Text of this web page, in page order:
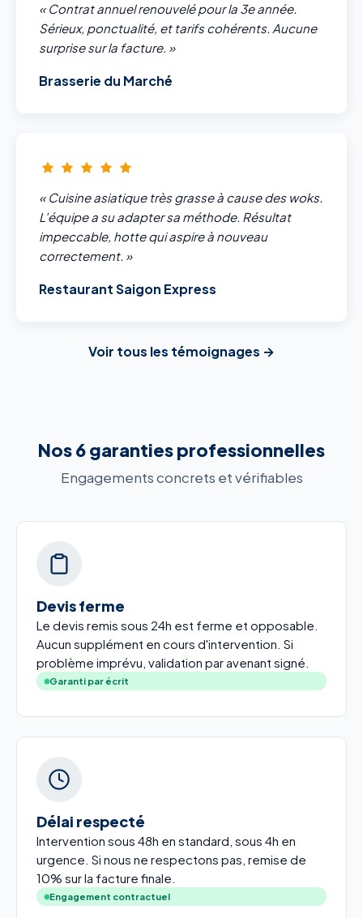
« Contrat annuel renouvelé pour la 3e année.
Sérieux, ponctualité, et tarifs cohérents. Aucune
surprise sur la facture. »
Brasserie du Marché
« Cuisine asiatique très grasse à cause des woks.
L'équipe a su adapter sa méthode. Résultat
impeccable, hotte qui aspire à nouveau
correctement. »
Restaurant Saigon Express
Voir tous les témoignages →
Nos 6 garanties professionnelles
Engagements concrets et vérifiables
Devis ferme
Le devis remis sous 24h est ferme et opposable.
Aucun supplément en cours d'intervention. Si
problème imprévu, validation par avenant signé.
Garanti par écrit
Délai respecté
Intervention sous 48h en standard, sous 4h en
urgence. Si nous ne respectons pas, remise de
10% sur la facture finale.
Engagement contractuel